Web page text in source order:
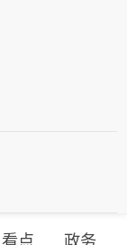
看点 政务